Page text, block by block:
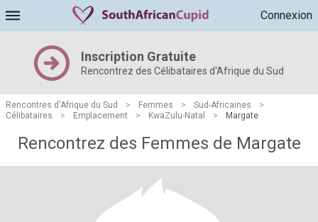
Connexion
Inscription Gratuite
Rencontrez des Célibataires d'Afrique du Sud
Rencontres d'Afrique du Sud > Femmes > Sud-Africaines
>
Célibataires
> Emplacement > KwaZulu-Natal > Margate
Rencontrez des Femmes de Margate